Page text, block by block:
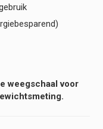
weegschaal voor